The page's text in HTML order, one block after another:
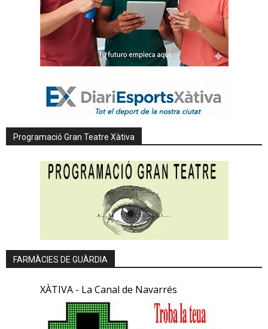
Programació Gran Teatre Xàtiva
FARMÀCIES DE GUÀRDIA
XÀTIVA - La Canal de Navarrés